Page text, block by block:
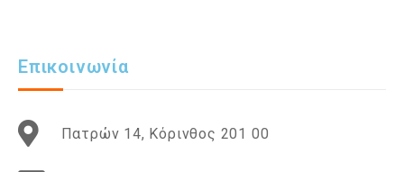
Επικοινωνία
Πατρών 14, Κόρινθος 201 00